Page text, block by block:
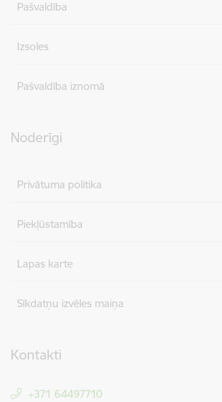
Pašvaldība
Izsoles
Pašvaldība iznomā
Noderīgi
Privātuma politika
Piekļūstamība
Lapas karte
Sīkdatņu izvēles maiņa
Kontakti
+371 64497710